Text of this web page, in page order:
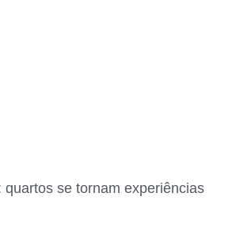
quartos se tornam experiências